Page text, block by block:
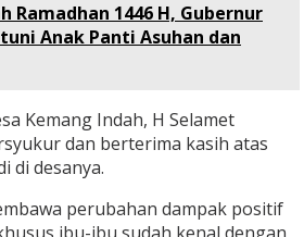
Ramadhan 1446 H, Gubernur
Anak Panti Asuhan dan
Kemang Indah, H Selamet
dan berterima kasih atas
di desanya.
perubahan dampak positif